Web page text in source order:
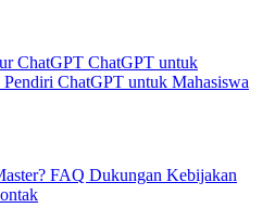
ChatGPT ChatGPT untuk
ChatGPT untuk Mahasiswa
FAQ Dukungan Kebijakan